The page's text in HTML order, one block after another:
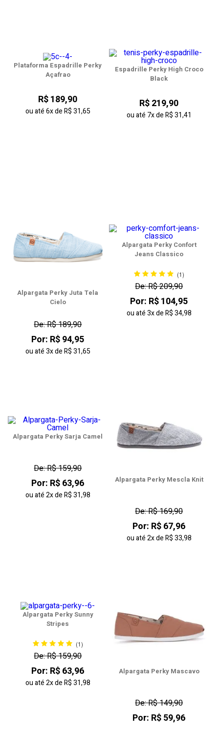
Plataforma Espadrille Perky
Açafrao
R$ 189,90
ou até6xdeR$ 31,65
Espadrille Perky High Croco
Black
R$ 219,90
ou até 7xdeR$ 31,41
Alpargata Perky Juta Tela
Cielo
De: R$ 189,90
Por: R$ 94,95
ou até3xdeR$ 31,65
Alpargata Perky Confort
Jeans Classico
(1)
De: R$ 209,90
Por: R$ 104,95
ou até3xdeR$ 34,98
Alpargata Perky Sarja Camel
De: R$ 159,90
Por: R$ 63,96
ou até2xdeR$ 31,98
Alpargata Perky Mescla Knit
De: R$ 169,90
Por: R$ 67,96
ou até2xdeR$ 33,98
Alpargata Perky Sunny
Stripes
(1)
De: R$ 159,90
Por: R$ 63,96
ou até2xdeR$ 31,98
Alpargata Perky Mascavo
De: R$ 149,90
Por: R$ 59,96